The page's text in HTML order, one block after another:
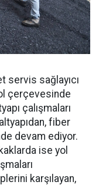
servis sağlayıcı
çerçevesinde
çalışmaları
fiber
devam ediyor.
ise yol
karşılayan,